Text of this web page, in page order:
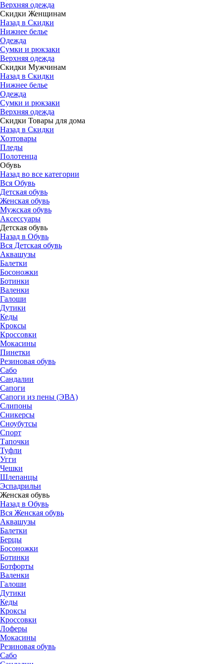
Верхняя одежда
Скидки Женщинам
Назад в Скидки
Нижнее белье
Одежда
Сумки и рюкзаки
Верхняя одежда
Скидки Мужчинам
Назад в Скидки
Нижнее белье
Одежда
Сумки и рюкзаки
Верхняя одежда
Скидки Товары для дома
Назад в Скидки
Хозтовары
Пледы
Полотенца
Обувь
Назад во все категории
Вся Обувь
Детская обувь
Женская обувь
Мужская обувь
Аксессуары
Детская обувь
Назад в Обувь
Вся Детская обувь
Аквашузы
Балетки
Босоножки
Ботинки
Валенки
Галоши
Дутики
Кеды
Кроксы
Кроссовки
Мокасины
Пинетки
Резиновая обувь
Сабо
Сандалии
Сапоги
Сапоги из пены (ЭВА)
Слипоны
Сникерсы
Сноубутсы
Спорт
Тапочки
Туфли
Угги
Чешки
Шлепанцы
Эспадрильи
Женская обувь
Назад в Обувь
Вся Женская обувь
Аквашузы
Балетки
Берцы
Босоножки
Ботинки
Ботфорты
Валенки
Галоши
Дутики
Кеды
Кроксы
Кроссовки
Лоферы
Мокасины
Резиновая обувь
Сабо